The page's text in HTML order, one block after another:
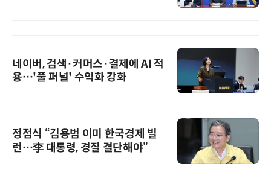
네이버, 검색·커머스·결제에 AI 적
용…'풀 퍼널' 수익화 강화
정점식 “김용범 이미 한국경제 빌
런…李 대통령, 경질 결단해야”